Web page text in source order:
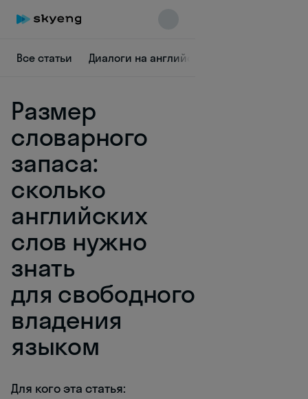
Все статьи Диалоги на английском
Размер
словарного
запаса:
сколько
английских
слов нужно
знать
для свободного
владения
языком
Для кого эта статья:
online